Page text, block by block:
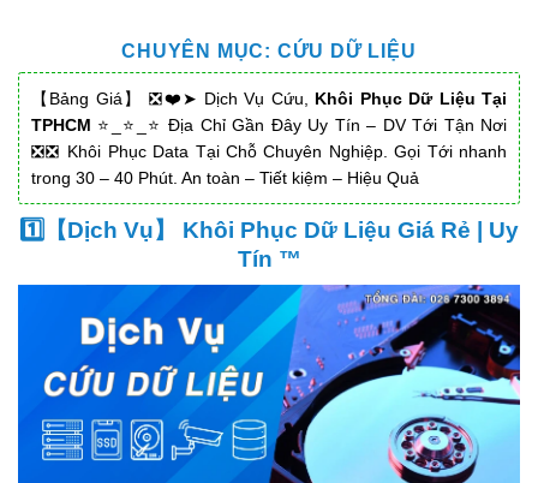
CHUYÊN MỤC: CỨU DỮ LIỆU
【Bảng Giá】 ❎❤️➤ Dịch Vụ Cứu, Khôi Phục Dữ Liệu Tại
TPHCM ⭐_⭐_⭐ Địa Chỉ Gần Đây Uy Tín – DV Tới Tận Nơi
❎❎ Khôi Phục Data Tại Chỗ Chuyên Nghiệp. Gọi Tới nhanh
trong 30 – 40 Phút. An toàn – Tiết kiệm – Hiệu Quả
1️⃣【Dịch Vụ】 Khôi Phục Dữ Liệu Giá Rẻ | Uy
Tín ™